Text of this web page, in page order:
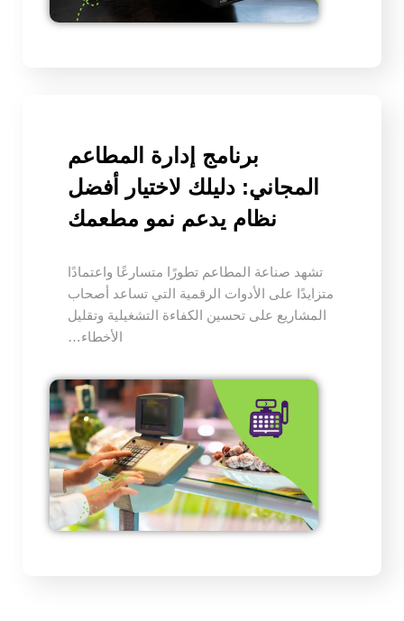
برنامج إدارة المطاعم
المجاني: دليلك لاختيار أفضل
نظام يدعم نمو مطعمك
تشهد صناعة المطاعم تطورًا متسارعًا واعتمادًا
متزايدًا على الأدوات الرقمية التي تساعد أصحاب
المشاريع على تحسين الكفاءة التشغيلية وتقليل
الأخطاء…